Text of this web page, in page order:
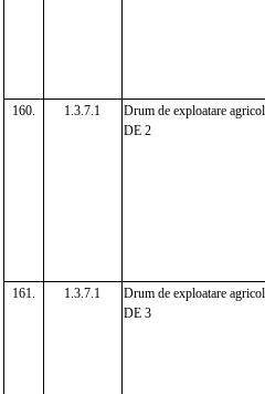
160. 1.3.7.1
Drum de exploatare agricol
DE 2
161. 1.3.7.1
Drum de exploatare agricol
DE 3